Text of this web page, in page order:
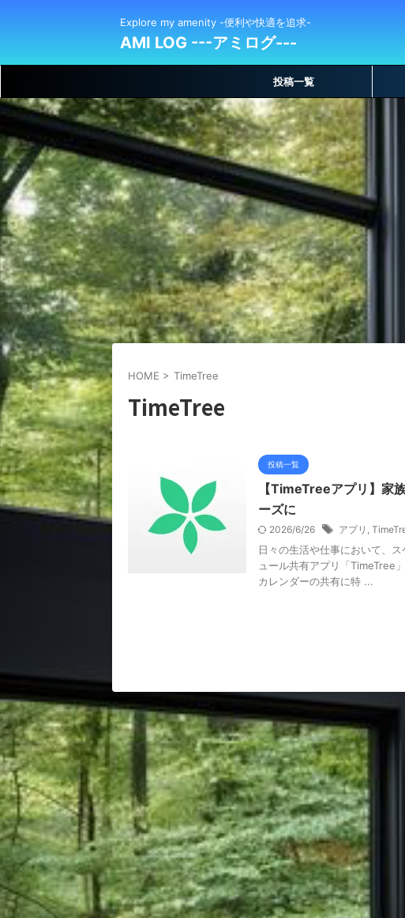
Explore my amenity -便利や快適を追求-
AMI LOG ---アミログ---
投稿一覧
HOME > TimeTree
TimeTree
投稿一覧
【TimeTreeアプリ】家
ーズに
2026/6/26 アプリ ,
日々の生活や仕事において、
ュール共有アプリ「TimeTree
カレンダーの共有に特 ...